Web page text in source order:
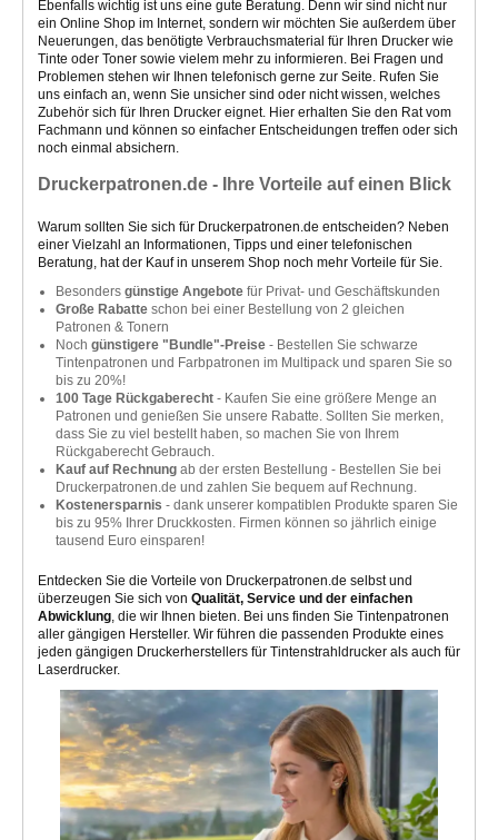
Ebenfalls wichtig ist uns eine gute Beratung. Denn wir sind nicht nur
ein Online Shop im Internet, sondern wir möchten Sie außerdem über
Neuerungen, das benötigte Verbrauchsmaterial für Ihren Drucker wie
Tinte oder Toner sowie vielem mehr zu informieren. Bei Fragen und
Problemen stehen wir Ihnen telefonisch gerne zur Seite. Rufen Sie
uns einfach an, wenn Sie unsicher sind oder nicht wissen, welches
Zubehör sich für Ihren Drucker eignet. Hier erhalten Sie den Rat vom
Fachmann und können so einfacher Entscheidungen treffen oder sich
noch einmal absichern.
Druckerpatronen.de - Ihre Vorteile auf einen Blick
Warum sollten Sie sich für Druckerpatronen.de entscheiden? Neben
einer Vielzahl an Informationen, Tipps und einer telefonischen
Beratung, hat der Kauf in unserem Shop noch mehr Vorteile für Sie.
Besonders günstige Angebote für Privat- und Geschäftskunden
Große Rabatte schon bei einer Bestellung von 2 gleichen
Patronen & Tonern
Noch günstigere "Bundle"-Preise - Bestellen Sie schwarze
Tintenpatronen und Farbpatronen im Multipack und sparen Sie so
bis zu 20%!
100 Tage Rückgaberecht - Kaufen Sie eine größere Menge an
Patronen und genießen Sie unsere Rabatte. Sollten Sie merken,
dass Sie zu viel bestellt haben, so machen Sie von Ihrem
Rückgaberecht Gebrauch.
Kauf auf Rechnung ab der ersten Bestellung - Bestellen Sie bei
Druckerpatronen.de und zahlen Sie bequem auf Rechnung.
Kostenersparnis - dank unserer kompatiblen Produkte sparen Sie
bis zu 95% Ihrer Druckkosten. Firmen können so jährlich einige
tausend Euro einsparen!
Entdecken Sie die Vorteile von Druckerpatronen.de selbst und
überzeugen Sie sich von Qualität, Service und der einfachen
Abwicklung, die wir Ihnen bieten. Bei uns finden Sie Tintenpatronen
aller gängigen Hersteller. Wir führen die passenden Produkte eines
jeden gängigen Druckerherstellers für Tintenstrahldrucker als auch für
Laserdrucker.